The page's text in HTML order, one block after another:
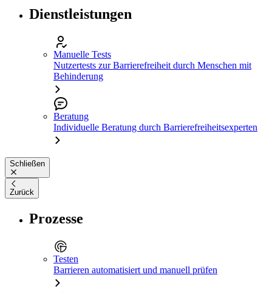
Dienstleistungen
Manuelle Tests
Nutzertests zur Barrierefreiheit durch Menschen mit
Behinderung
Beratung
Individuelle Beratung durch Barrierefreiheitsexperten
Schließen
Zurück
Prozesse
Testen
Barrieren automatisiert und manuell prüfen